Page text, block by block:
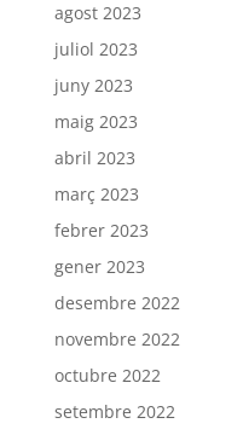
agost 2023
juliol 2023
juny 2023
maig 2023
abril 2023
març 2023
febrer 2023
gener 2023
desembre 2022
novembre 2022
octubre 2022
setembre 2022